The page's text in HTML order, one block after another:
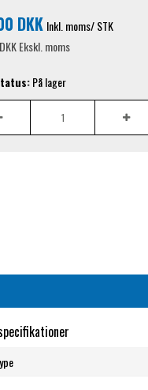
DKK Inkl. moms/ STK
Ekskl. moms
På lager